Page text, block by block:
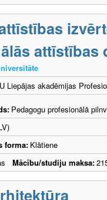
attīstības
Liepājas akadēmijas
Pedagogu profesionālā
forma: Klātiene
Mācību/studiju maksa: